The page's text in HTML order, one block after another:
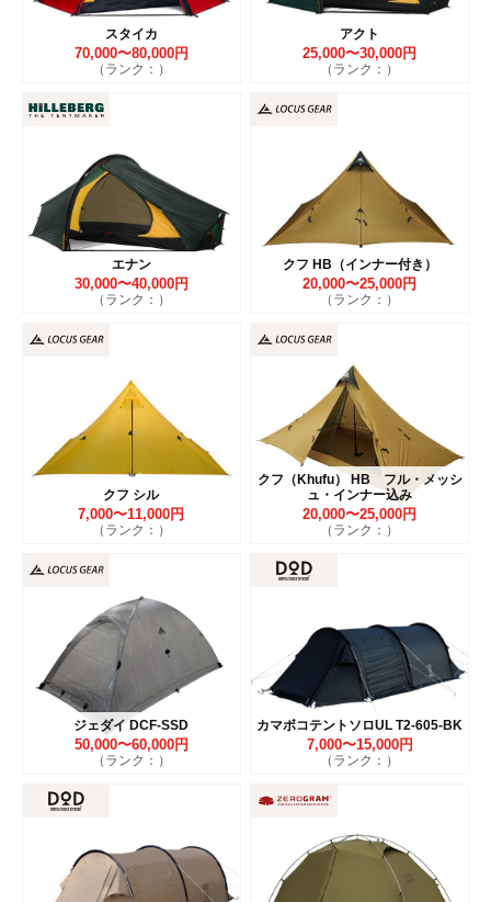
スタイカ
70,000〜80,000円
（ランク：）
アクト
25,000〜30,000円
（ランク：）
エナン
30,000〜40,000円
（ランク：）
クフ HB（インナー付き）
20,000〜25,000円
（ランク：）
クフ シル
7,000〜11,000円
（ランク：）
クフ（Khufu） HB フル・メッシ
ュ・インナー込み
20,000〜25,000円
（ランク：）
ジェダイ DCF-SSD
50,000〜60,000円
（ランク：）
カマボコテントソロUL T2-605-BK
7,000〜15,000円
（ランク：）